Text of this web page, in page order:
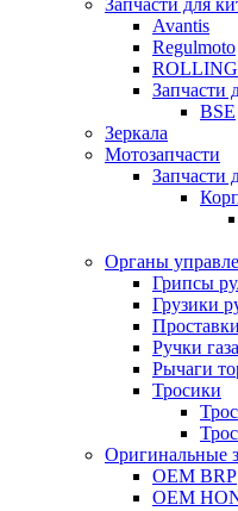
Запчасти для
Avantis
Regulmoto
ROLLING
Запчасти
BSE
Зеркала
Мотозапчасти
Запчасти
Органы
Грипсы
Грузики
Ручки газа
Рычаги
Тросики
Оригинальные
OEM BRP
OEM